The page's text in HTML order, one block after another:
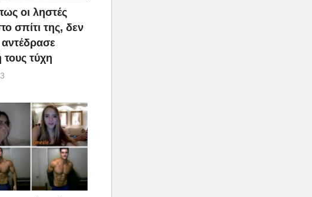
οι ληστές
σπίτι της, δεν
τους τύχη